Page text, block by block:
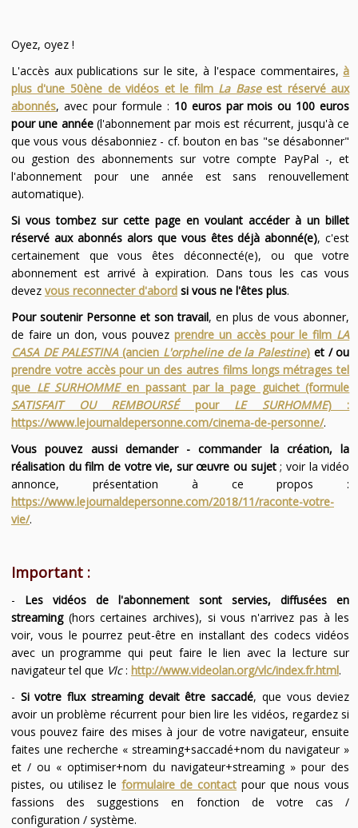
Oyez, oyez !
L'accès aux publications sur le site, à l'espace commentaires,à
plus d'une 50ène de vidéos et le film La Baseest réservé aux
abonnés, avec pour formule : 10 euros par mois ou 100 euros
pour une année(l'abonnement par mois est récurrent, jusqu'à ce
que vous vous désabonniez - cf. bouton en bas "se désabonner"
ou gestion des abonnements sur votre compte PayPal -, et
l'abonnement pour une année est sans renouvellement
automatique).
Si vous tombez sur cette page en voulant accéder à un billet
réservé aux abonnés alors que vous êtes déjà abonné(e), c'est
certainement que vous êtes déconnecté(e), ou que votre
abonnement est arrivé à expiration. Dans tous les cas vous
devez vous reconnecter d'abordsi vous ne l'êtes plus.
Pour soutenir Personne et son travail, en plus de vous abonner,
de faire un don, vous pouvez prendre un accès pour le film LA
CASA DE PALESTINA(ancien L'orpheline de la Palestine) et / ou
prendre votre accès pour un des autres films longs métrages tel
que LE SURHOMMEen passant par la page guichet (formule
SATISFAIT OU REMBOURSÉpour LE SURHOMME) :
https://www.lejournaldepersonne.com/cinema-de-personne/.
Vous pouvez aussi demander - commander la création, la
réalisation du film de votre vie, sur œuvre ou sujet; voir la vidéo
annonce, présentation à ce propos :
https://www.lejournaldepersonne.com/2018/11/raconte-votre-
vie/.
Important :
- Les vidéos de l'abonnement sont servies, diffusées en
streaming(hors certaines archives), si vous n'arrivez pas à les
voir, vous le pourrez peut-être en installant des codecs vidéos
avec un programme qui peut faire le lien avec la lecture sur
navigateur tel que Vlc: http://www.videolan.org/vlc/index.fr.html.
- Si votre flux streaming devait être saccadé, que vous deviez
avoir un problème récurrent pour bien lire les vidéos, regardez si
vous pouvez faire des mises à jour de votre navigateur, ensuite
faites une recherche « streaming+saccadé+nom du navigateur »
et / ou « optimiser+nom du navigateur+streaming » pour des
pistes, ou utilisez leformulaire de contact pour que nous vous
fassions des suggestions en fonction de votre cas /
configuration / système.